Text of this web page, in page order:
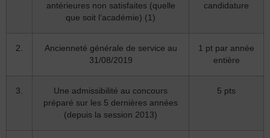
antérieures non satisfaites (quelle
que soit l’académie) (1)
candidature
2.
Ancienneté générale de service au
31/08/2019
1 pt par année
entière
3.
Une admissibilité au concours
préparé sur les 5 dernières années
(depuis la session 2013)
5 pts